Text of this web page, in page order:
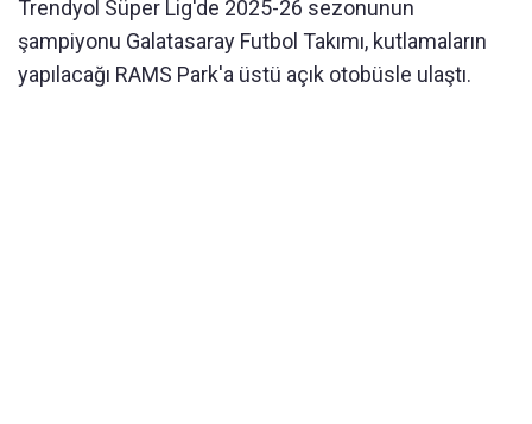
Trendyol Süper Lig'de 2025-26 sezonunun
şampiyonu Galatasaray Futbol Takımı, kutlamaların
yapılacağı RAMS Park'a üstü açık otobüsle ulaştı.